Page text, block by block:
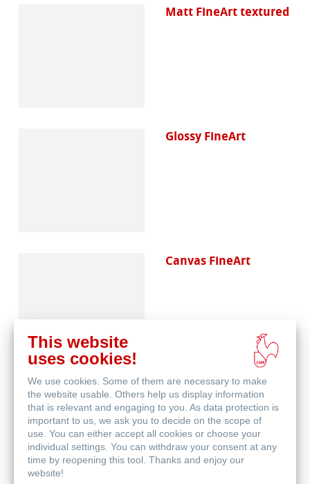
Matt FineArt textured
Glossy FineArt
Canvas FineArt
Schutz & Archivierung
This website
uses cookies!
We use cookies. Some of them are necessary to make
the website usable. Others help us display information
that is relevant and engaging to you. As data protection is
important to us, we ask you to decide on the scope of
use. You can either accept all cookies or choose your
individual settings. You can withdraw your consent at any
time by reopening this tool. Thanks and enjoy our
website!